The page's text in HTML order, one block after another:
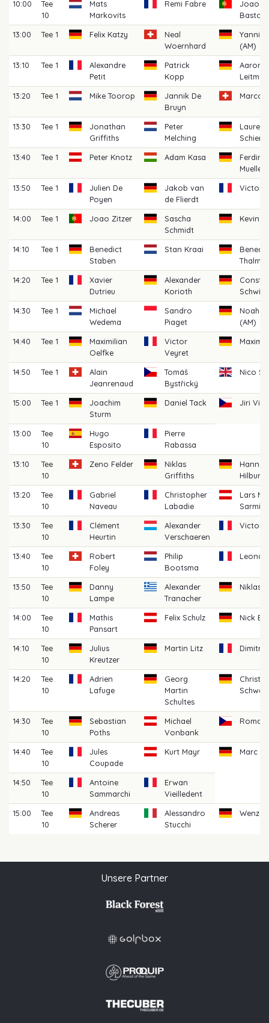
10:00
Tee
10
Mats
Markovits
Remi Fabre
Joao
Basto
13:00
Tee 1 Felix Katzy
Neal
Woernhard
(AM)
13:10
Tee 1
Alexandre
Petit
Patrick
Kopp
Aaron
13:20
Tee 1 Mike Toorop
Jannik De
Bruyn
Marco
13:30 Tee 1
Jonathan
Griffiths
Peter
Melching
Laurenz
13:40
Tee 1 Peter Knotz Adam Kasa
Mueller
13:50
Tee 1
Julien De
Poyen
Jakob van
de Flierdt
Victor
14:00 Tee 1 Joao Zitzer
Sascha
Schmidt
Kevin
14:10 Tee 1
Benedict
Staben
Stan Kraai
14:20
Tee 1
Xavier
Dutrieu
Alexander
Korioth
14:30
Tee 1
Michael
Wedema
Sandro
Piaget
Noah
(AM)
14:40
Tee 1
Maximilian
Oelfke
Victor
Veyret
14:50 Tee 1
Alain
Jeanrenaud
Tomáš
Bystřický
Nico
15:00 Tee 1
Joachim
Sturm
Daniel Tack Jiri Vik
13:00
Tee
10
Hugo
Esposito
Pierre
Rabassa
13:10
Tee
10
Zeno Felder
Niklas
Griffiths
Hannes
13:20
Tee
10
Gabriel
Naveau
Christopher
Labadie
Lars
Sarmini
13:30
Tee
10
Clément
Heurtin
Alexander
Verschaeren
Victor
13:40
Tee
10
Robert
Foley
Philip
Bootsma
13:50
Tee
10
Danny
Lampe
Alexander
Tranacher
Niklas
14:00
Tee
10
Mathis
Pansart
Felix Schulz Nick
14:10
Tee
10
Julius
Kreutzer
Martin Litz Dimitri
14:20
Tee
10
Adrien
Lafuge
Georg
Martin
Schultes
14:30
Tee
10
Sebastian
Poths
Michael
Vonbank
Roman
14:40
Tee
10
Jules
Coupade
Kurt Mayr Marc
14:50
Tee
10
Antoine
Sammarchi
Erwan
Vieilledent
15:00
Tee
10
Andreas
Scherer
Alessandro
Stucchi
Wenzel
Unsere Partner